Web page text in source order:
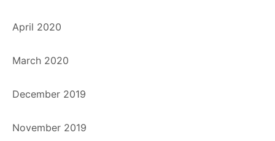
April 2020
March 2020
December 2019
November 2019